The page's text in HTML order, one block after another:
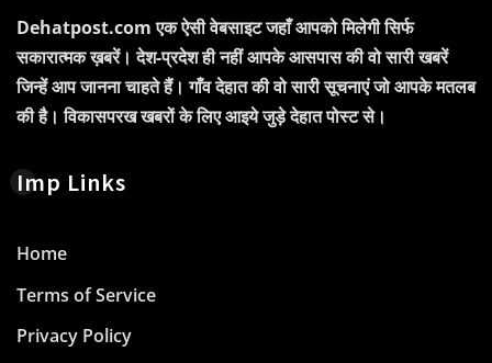
Dehatpost.com एक ऐसी वेबसाइट जहाँ आपको मिलेगी सिर्फ
सकारात्मक ख़बरें। देश-प्रदेश ही नहीं आपके आसपास की वो सारी खबरें
जिन्हें आप जानना चाहते हैं। गाँव देहात की वो सारी सूचनाएं जो आपके मतलब
की है। विकासपरख खबरों के लिए आइये जुड़े देहात पोस्ट से।
Imp Links
Home
Terms of Service
Privacy Policy